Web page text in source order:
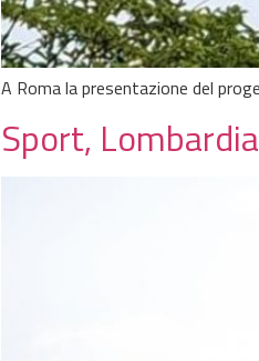
A Roma la presentazione del
Sport,